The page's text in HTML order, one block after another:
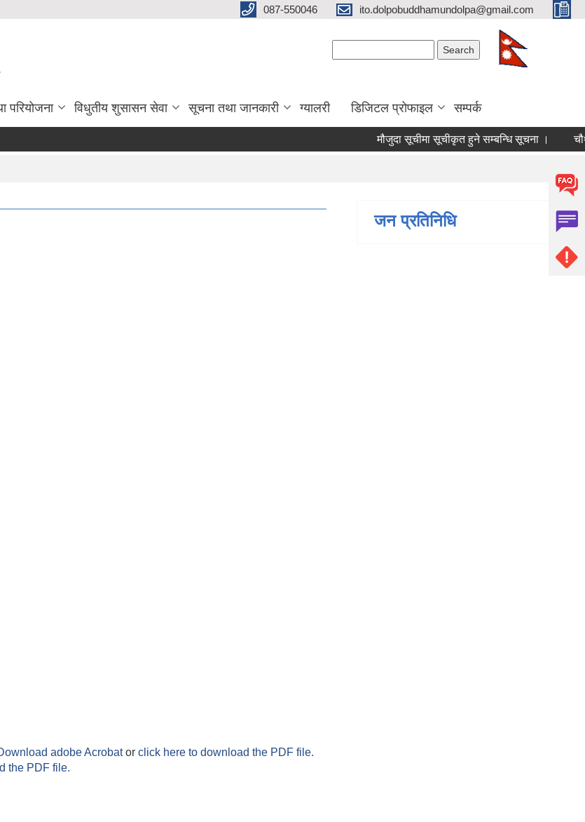
087-550046 ito.dolpobuddhamundolpa@gmail.com
परियोजना विधुतीय शुसासन सेवा सूचना तथा जानकारी ग्यालरी डिजिटल प्रोफाइल सम्पर्क
मौजुदा सूचीमा सूचीकृत हुने सम्बन्धि सूचना । चौथो
adobe Acrobator click here to download the PDF file.
the PDF file.
जन प्रतिनिधि